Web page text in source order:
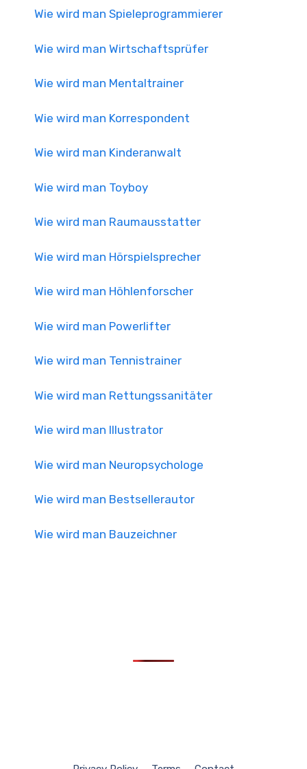
Wie wird man Spieleprogrammierer
Wie wird man Wirtschaftsprüfer
Wie wird man Mentaltrainer
Wie wird man Korrespondent
Wie wird man Kinderanwalt
Wie wird man Toyboy
Wie wird man Raumausstatter
Wie wird man Hörspielsprecher
Wie wird man Höhlenforscher
Wie wird man Powerlifter
Wie wird man Tennistrainer
Wie wird man Rettungssanitäter
Wie wird man Illustrator
Wie wird man Neuropsychologe
Wie wird man Bestsellerautor
Wie wird man Bauzeichner